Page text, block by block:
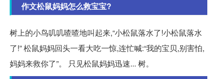
作文松鼠妈妈怎么救宝宝?
树上的小鸟叽叽喳喳地叫起来,“小松鼠落水了!小松鼠落水
了!” 松鼠妈妈回头一看大吃一惊,连忙喊:“我的宝贝,别害怕,
妈妈来救你了”。 只见松鼠妈妈迅速... 树。